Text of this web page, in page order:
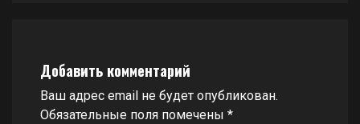
Добавить комментарий
Ваш адрес email не будет опубликован.
Обязательные поля помечены *